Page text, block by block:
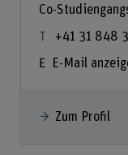
Co-
+41 31 848
E-Mail
Zum Profil